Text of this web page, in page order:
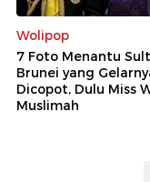
Wolipop
7 Foto Menantu
Brunei yang
Dicopot, Dulu Miss
Muslimah